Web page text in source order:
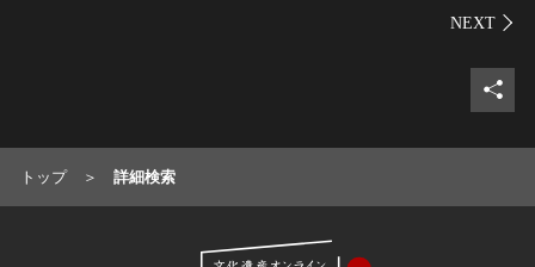
シェ
トップ 詳細検索